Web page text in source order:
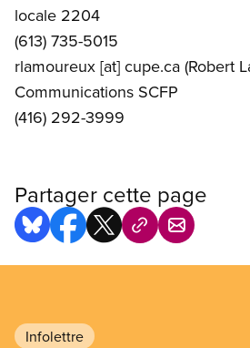
locale 2204
(613) 735-5015
rlamoureux [at] cupe.ca (Robert
Communications SCFP
(416) 292-3999
Partager cette page
Infolettre